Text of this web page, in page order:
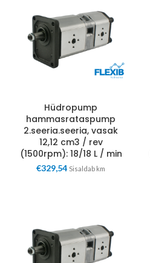
Hüdropump
hammasrataspump
2.seeria.seeria, vasak
12,12 cm3 / rev
(1500rpm): 18/18 L / min
€329,54 Sisaldab km